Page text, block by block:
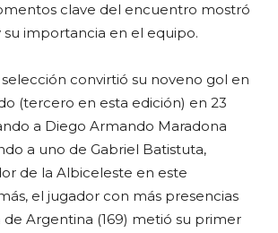
clave del encuentro mostró
su importancia en el equipo.
convirtió su noveno gol en
(tercero en esta edición) en 23
a Diego Armando Maradona
a uno de Gabriel Batistuta,
de la Albiceleste en este
el jugador con más presencias
de Argentina (169) metió su primer